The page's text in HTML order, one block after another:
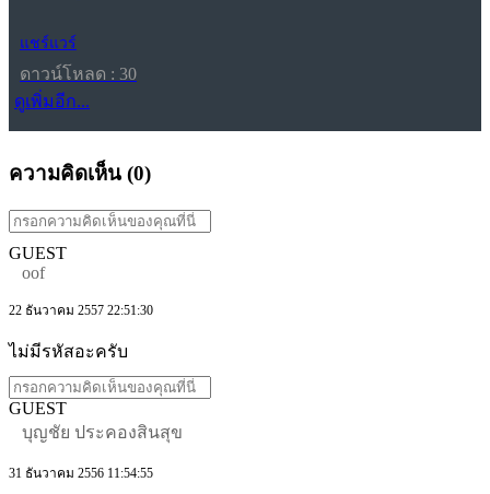
แชร์แวร์
ดาวน์โหลด : 30
ดูเพิ่มอีก...
ความคิดเห็น (0)
GUEST
oof
22 ธันวาคม 2557 22:51:30
ไม่มีรหัสอะครับ
GUEST
บุญชัย ประคองสินสุข
31 ธันวาคม 2556 11:54:55